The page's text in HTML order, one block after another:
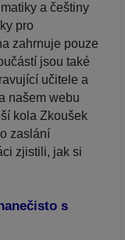
a češtiny
pro
zahrnuje pouze
jsou také
učitele a
našem webu
kola Zkoušek
zaslání
zjistili, jak si
s